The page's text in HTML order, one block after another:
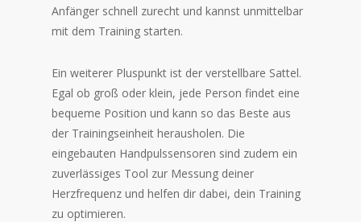
Anfänger schnell zurecht und kannst unmittelbar
mit dem Training starten.
Ein weiterer Pluspunkt ist der verstellbare Sattel.
Egal ob groß oder klein, jede Person findet eine
bequeme Position und kann so das Beste aus
der Trainingseinheit herausholen. Die
eingebauten Handpulssensoren sind zudem ein
zuverlässiges Tool zur Messung deiner
Herzfrequenz und helfen dir dabei, dein Training
zu optimieren.